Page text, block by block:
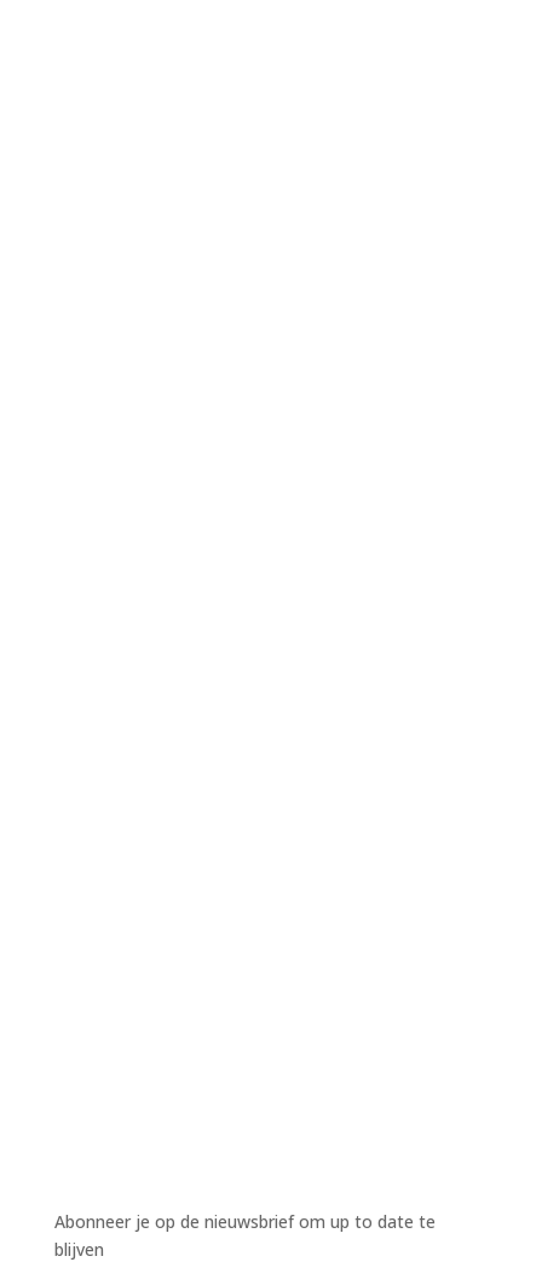
Abonneer je op de nieuwsbrief om up to date te
blijven